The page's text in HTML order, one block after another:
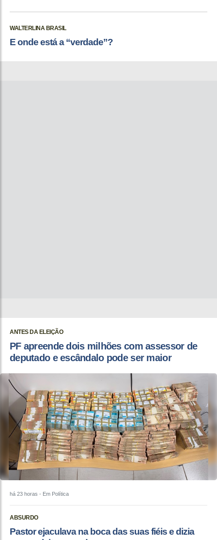
WALTERLINA BRASIL
E onde está a “verdade”?
ANTES DA ELEIÇÃO
PF apreende dois milhões com assessor de
deputado e escândalo pode ser maior
há 23 horas - Em Política
ABSURDO
Pastor ejaculava na boca das suas fiéis e dizia